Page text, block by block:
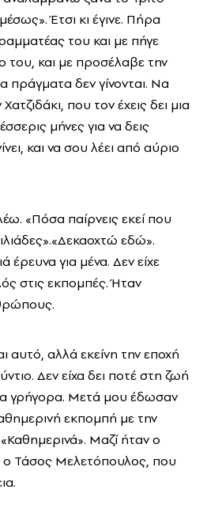
Έτσι κι έγινε. Πήρα
του και με πήγε
του, και με προσέλαβε την
πράγματα δεν γίνονται. Να
που τον έχεις δει μια
μήνες για να δεις
και να σου λέει από αύριο
«Πόσα παίρνεις εκεί που
εδώ».
έρευνα για μένα. Δεν είχε
στις εκπομπές. Ήταν
αλλά εκείνη την εποχή
Δεν είχα δει ποτέ στη ζωή
γρήγορα. Μετά μου έδωσαν
εκπομπή με την
Μαζί ήταν ο
ο Τάσος Μελετόπουλος, που